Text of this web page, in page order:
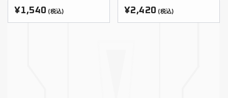
¥1,540 (税込) ¥2,420 (税込)